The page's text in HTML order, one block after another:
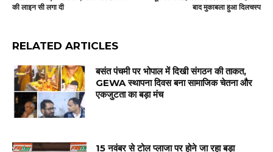
की लाइन सी लगा दी
बाद मुकाबला हुआ दिलचस्प
RELATED ARTICLES
बसंत पंचमी पर भोपाल में दिखी संगठन की ताकत,
GEWA स्थापना दिवस बना सामाजिक चेतना और
एकजुटता का बड़ा मंच
15 नवंबर से टोल प्लाजा पर होने जा रहा बड़ा